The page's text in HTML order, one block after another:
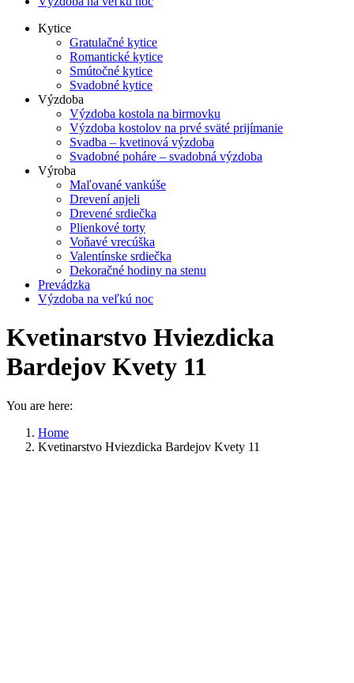
Kytice
Gratulačné kytice
Romantické kytice
Smútočné kytice
Svadobné kytice
Výzdoba
Výzdoba kostola na birmovku
Výzdoba kostolov na prvé sväté prijímanie
Svadba – kvetinová výzdoba
Svadobné poháre – svadobná výzdoba
Výroba
Maľované vankúše
Drevení anjeli
Drevené srdiečka
Plienkové torty
Voňavé vrecúška
Valentínske srdiečka
Dekoračné hodiny na stenu
Prevádzka
Výzdoba na veľkú noc
Kvetinarstvo Hviezdicka
Bardejov Kvety 11
You are here:
Home
Kvetinarstvo Hviezdicka Bardejov Kvety 11